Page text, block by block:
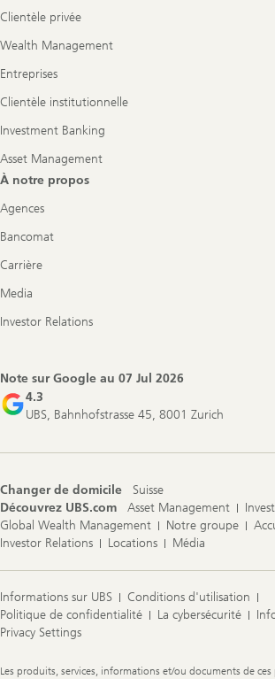
Clientèle privée
Wealth Management
Entreprises
Clientèle institutionnelle
Investment Banking
Asset Management
À notre propos
Agences
Bancomat
Carrière
Media
Investor Relations
Note sur Google au 07 Jul 2026
4.3
UBS, Bahnhofstrasse 45, 8001 Zurich
Changer de domicile
Suisse
Découvrez UBS.com
Asset Management
Global Wealth Management
Notre groupe
Investor Relations
Locations Média
Informations sur UBS
Conditions d'utilisation
Politique de confidentialité
La cybersécurité
Privacy Settings
Legal
Les produits, services, informations et/ou documents de